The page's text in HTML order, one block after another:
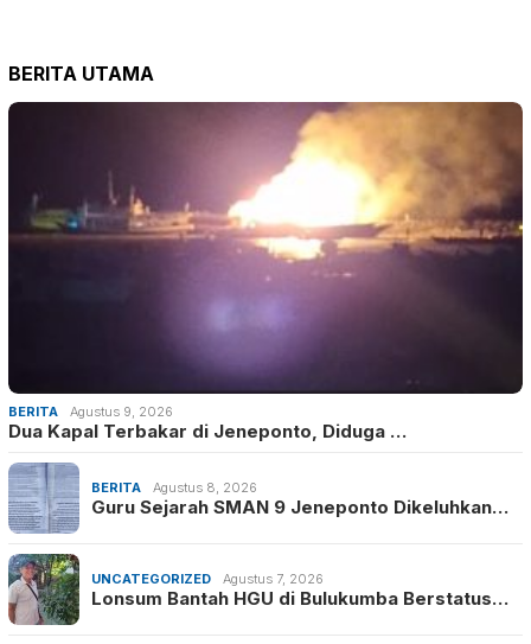
BERITA UTAMA
BERITA Agustus 9, 2026
Dua Kapal Terbakar di Jeneponto, Diduga …
BERITA Agustus 8, 2026
Guru Sejarah SMAN 9 Jeneponto Dikeluhkan…
UNCATEGORIZED Agustus 7, 2026
Lonsum Bantah HGU di Bulukumba Berstatus…